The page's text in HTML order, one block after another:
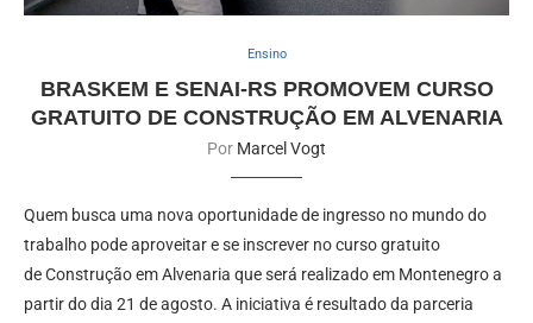
Ensino
BRASKEM E SENAI-RS PROMOVEM CURSO
GRATUITO DE CONSTRUÇÃO EM ALVENARIA
Por Marcel Vogt
Quem busca uma nova oportunidade de ingresso no mundo do
trabalho pode aproveitar e se inscrever no curso gratuito
de Construção em Alvenaria que será realizado em Montenegro a
partir do dia 21 de agosto. A iniciativa é resultado da parceria